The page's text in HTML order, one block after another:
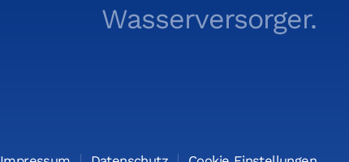
Wasserversorger.